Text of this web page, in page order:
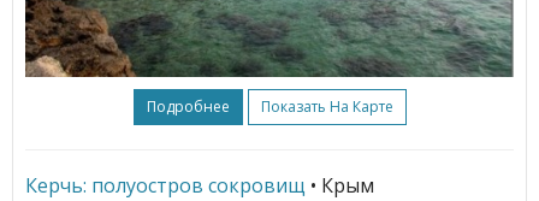
Подробнее Показать На Карте
Керчь: полуостров сокровищ • Крым